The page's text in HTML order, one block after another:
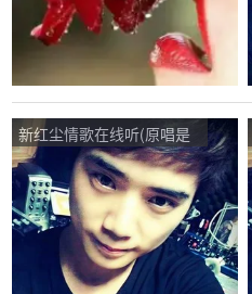
新红尘情歌在线听(原唱是
寒月/子夕)，人生演唱点
播:24次